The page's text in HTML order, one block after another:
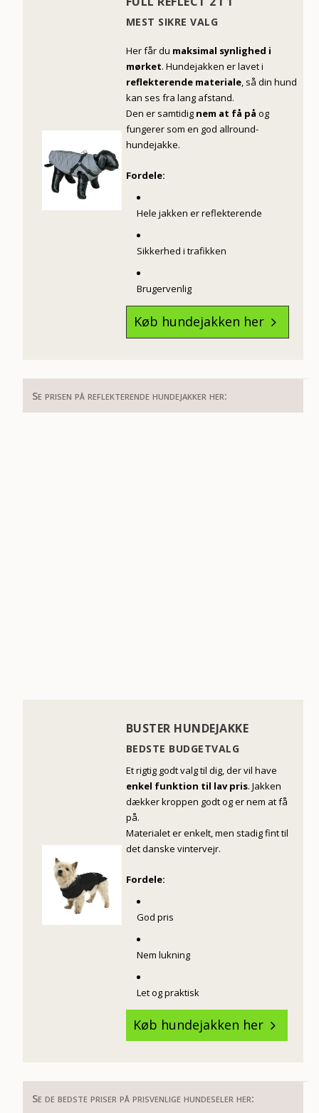
MEST SIKRE VALG
Her får du maksimal synlighed i
mørket. Hundejakken er lavet i
reflekterende materiale, så din hund
kan ses fra lang afstand.
Den er samtidig nem at få på og
fungerer som en god allround-
hundejakke.
Fordele:
Hele jakken er reflekterende
Sikkerhed i trafikken
Brugervenlig
Køb hundejakken her5
Se prisen på reflekterende hundejakker her:
BUSTER HUNDEJAKKE
BEDSTE BUDGETVALG
Et rigtig godt valg til dig, der vil have
enkel funktion til lav pris. Jakken
dækker kroppen godt og er nem at få
på.
Materialet er enkelt, men stadig fint til
det danske vintervejr.
Fordele:
God pris
Nem lukning
Let og praktisk
Køb hundejakken her5
Se de bedste priser på prisvenlige hundeseler her: